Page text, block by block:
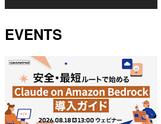
EVENTS